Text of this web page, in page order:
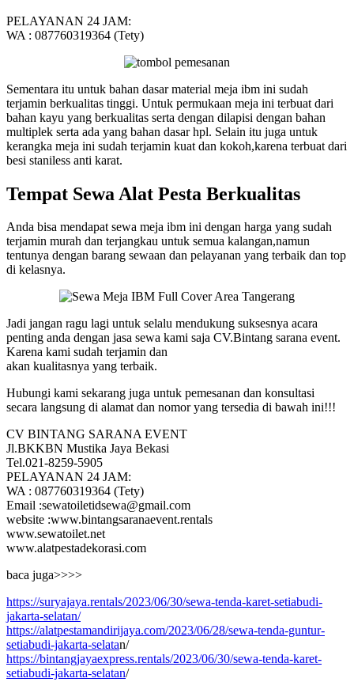
PELAYANAN 24 JAM:
WA : 087760319364 (Tety)
Sementara itu untuk bahan dasar material meja ibm ini sudah
terjamin berkualitas tinggi. Untuk permukaan meja ini terbuat dari
bahan kayu yang berkualitas serta dengan dilapisi dengan bahan
multiplek serta ada yang bahan dasar hpl. Selain itu juga untuk
kerangka meja ini sudah terjamin kuat dan kokoh,karena terbuat dari
besi staniless anti karat.
Tempat Sewa Alat Pesta Berkualitas
Anda bisa mendapat sewa meja ibm ini dengan harga yang sudah
terjamin murah dan terjangkau untuk semua kalangan,namun
tentunya dengan barang sewaan dan pelayanan yang terbaik dan top
di kelasnya.
Jadi jangan ragu lagi untuk selalu mendukung suksesnya acara
penting anda dengan jasa sewa kami saja CV.Bintang sarana event.
Karena kami sudah terjamin dan
akan kualitasnya yang terbaik.
Hubungi kami sekarang juga untuk pemesanan dan konsultasi
secara langsung di alamat dan nomor yang tersedia di bawah ini!!!
CV BINTANG SARANA EVENT
Jl.BKKBN Mustika Jaya Bekasi
Tel.021-8259-5905
PELAYANAN 24 JAM:
WA : 087760319364 (Tety)
Email :sewatoiletidsewa@gmail.com
website :www.bintangsaranaevent.rentals
www.sewatoilet.net
www.alatpestadekorasi.com
baca juga>>>>
https://suryajaya.rentals/2023/06/30/sewa-tenda-karet-setiabudi-
jakarta-selatan/
https://alatpestamandirijaya.com/2023/06/28/sewa-tenda-guntur-
setiabudi-jakarta-selatan/
https://bintangjayaexpress.rentals/2023/06/30/sewa-tenda-karet-
setiabudi-jakarta-selatan/